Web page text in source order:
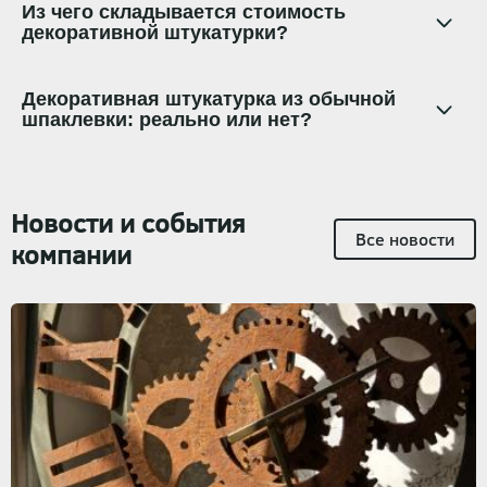
Из чего складывается стоимость
декоративной штукатурки?
Декоративная штукатурка из обычной
шпаклевки: реально или нет?
Новости и события
компании
Все новости